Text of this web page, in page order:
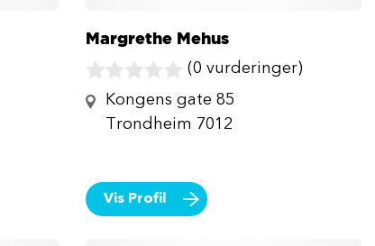
Margrethe Mehus
(0 vurderinger)
Kongens gate 85
Trondheim 7012
Vis Profil